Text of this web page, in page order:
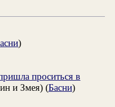
)
проситься в
и Змея) (Басни)